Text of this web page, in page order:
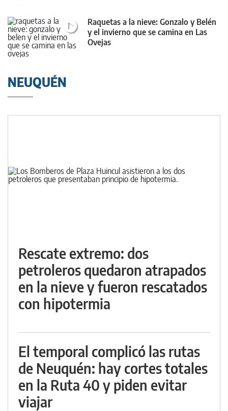
Raquetas a la nieve: Gonzalo y Belén
y el invierno que se camina en Las
Ovejas
NEUQUÉN
Rescate extremo: dos
petroleros quedaron atrapados
en la nieve y fueron rescatados
con hipotermia
El temporal complicó las rutas
de Neuquén: hay cortes totales
en la Ruta 40 y piden evitar
viajar